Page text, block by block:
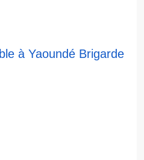
à Yaoundé Brigarde